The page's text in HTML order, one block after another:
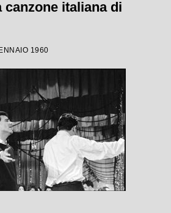
canzone italiana di
1960